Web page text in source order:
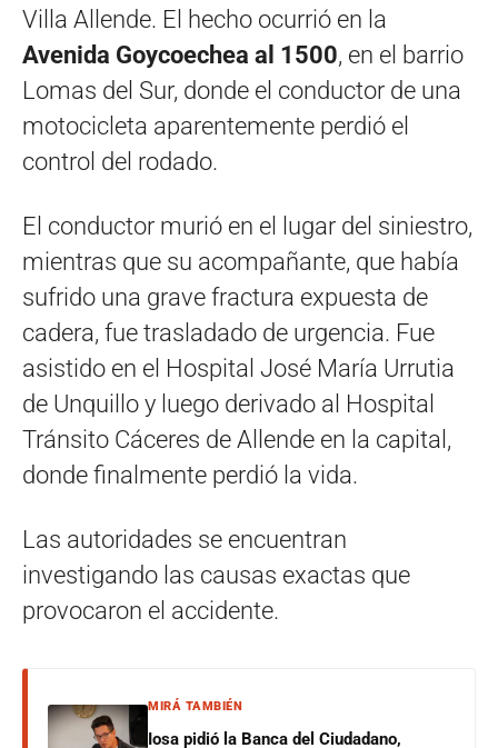
Villa Allende. El hecho ocurrió en la
Avenida Goycoechea al 1500, en el barrio
Lomas del Sur, donde el conductor de una
motocicleta aparentemente perdió el
control del rodado.
El conductor murió en el lugar del siniestro,
mientras que su acompañante, que había
sufrido una grave fractura expuesta de
cadera, fue trasladado de urgencia. Fue
asistido en el Hospital José María Urrutia
de Unquillo y luego derivado al Hospital
Tránsito Cáceres de Allende en la capital,
donde finalmente perdió la vida.
Las autoridades se encuentran
investigando las causas exactas que
provocaron el accidente.
MIRÁ TAMBIÉN
Iosa pidió la Banca del Ciudadano,